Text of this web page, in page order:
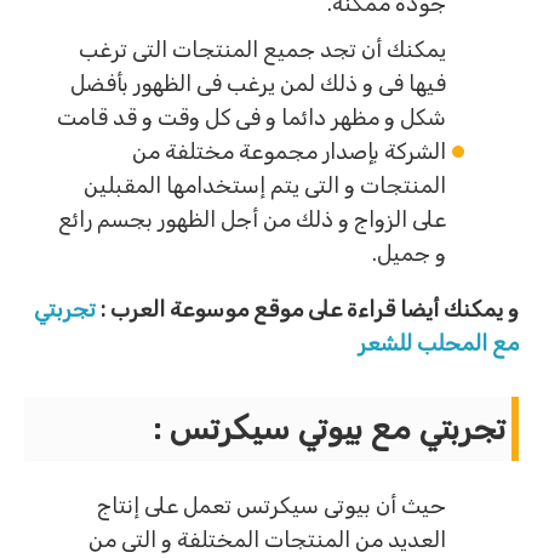
يمكنك أن تجد جميع المنتجات التى ترغب
فيها فى و ذلك لمن يرغب فى الظهور بأفضل
شكل و مظهر دائما و فى كل وقت و قد قامت
الشركة بإصدار مجموعة مختلفة من
المنتجات و التى يتم إستخدامها المقبلين
على الزواج و ذلك من أجل الظهور بجسم رائع
و جميل.
و يمكنك أيضا قراءة على موقع موسوعة العرب : تجربتي
مع المحلب للشعر
تجربتي مع بيوتي سيكرتس :
حيث أن بيوتى سيكرتس تعمل على إنتاج
العديد من المنتجات المختلفة و التى من